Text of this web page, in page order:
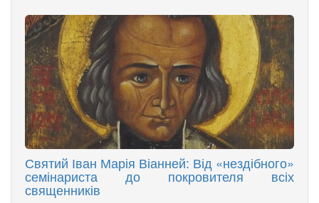
Святий Іван Марія Віанней: Від «нездібного»
семінариста до покровителя всіх
священників